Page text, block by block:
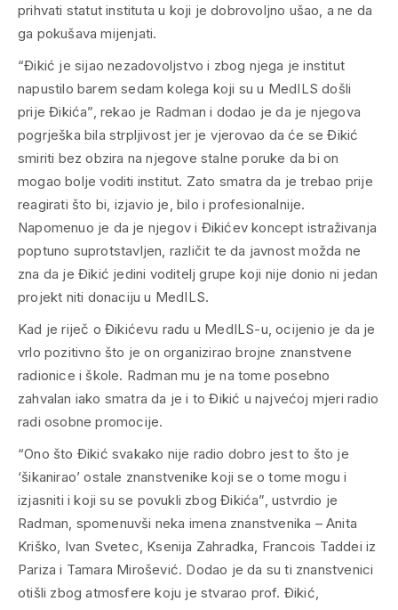
prihvati statut instituta u koji je dobrovoljno ušao, a ne da
ga pokušava mijenjati.
“Đikić je sijao nezadovoljstvo i zbog njega je institut
napustilo barem sedam kolega koji su u MedILS došli
prije Đikića”, rekao je Radman i dodao je da je njegova
pogrješka bila strpljivost jer je vjerovao da će se Đikić
smiriti bez obzira na njegove stalne poruke da bi on
mogao bolje voditi institut. Zato smatra da je trebao prije
reagirati što bi, izjavio je, bilo i profesionalnije.
Napomenuo je da je njegov i Đikićev koncept istraživanja
poptuno suprotstavljen, različit te da javnost možda ne
zna da je Đikić jedini voditelj grupe koji nije donio ni jedan
projekt niti donaciju u MedILS.
Kad je riječ o Đikićevu radu u MedILS-u, ocijenio je da je
vrlo pozitivno što je on organizirao brojne znanstvene
radionice i škole. Radman mu je na tome posebno
zahvalan iako smatra da je i to Đikić u najvećoj mjeri radio
radi osobne promocije.
“Ono što Đikić svakako nije radio dobro jest to što je
‘šikanirao’ ostale znanstvenike koji se o tome mogu i
izjasniti i koji su se povukli zbog Đikića”, ustvrdio je
Radman, spomenuvši neka imena znanstvenika – Anita
Kriško, Ivan Svetec, Ksenija Zahradka, Francois Taddei iz
Pariza i Tamara Mirošević. Dodao je da su ti znanstvenici
otišli zbog atmosfere koju je stvarao prof. Đikić,